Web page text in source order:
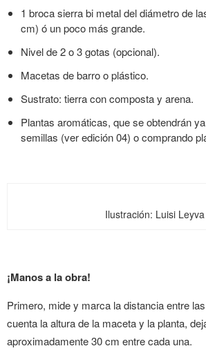
1 broca sierra bi metal del diámetro de
cm) ó un poco más grande.
Nivel de 2 o 3 gotas (opcional).
Macetas de barro o plástico.
Sustrato: tierra con composta y arena.
Plantas aromáticas, que se obtendrán
semillas (ver edición 04) o comprando
Ilustración: Luisi Leyva
¡Manos a la obra!
Primero, mide y marca la distancia entre
cuenta la altura de la maceta y la planta,
aproximadamente 30 cm entre cada una.